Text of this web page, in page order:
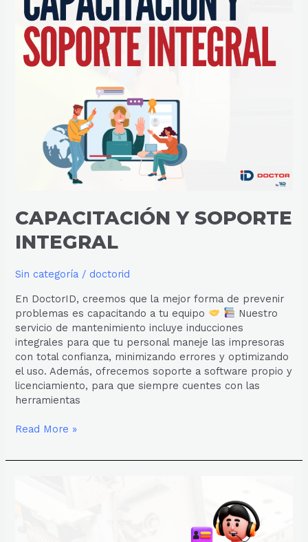
CAPACITACIÓN Y SOPORTE
INTEGRAL
Sin categoría / doctorid
En DoctorID, creemos que la mejor forma de prevenir
problemas es capacitando a tu equipo
Nuestro
servicio de mantenimiento incluye inducciones
integrales para que tu personal maneje las impresoras
con total confianza, minimizando errores y optimizando
el uso. Además, ofrecemos soporte a software propio y
licenciamiento, para que siempre cuentes con las
herramientas
Read More »